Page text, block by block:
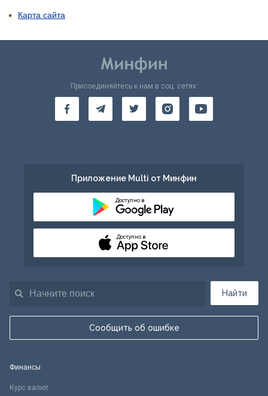
Карта сайта
Найти
Сообщить об ошибке
Присоединяйтесь к нам в соц. сетях:
Приложение Multi от Минфин
Доступно в
Доступно в
Финансы
Курс валют